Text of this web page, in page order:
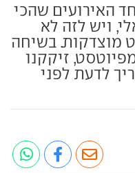
האירועים שהכי
ויש לזה לא
מוצדקות. בשיחה
זיקקנו
לדעת לפני